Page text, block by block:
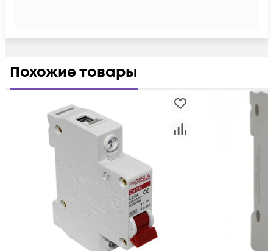
Похожие товары